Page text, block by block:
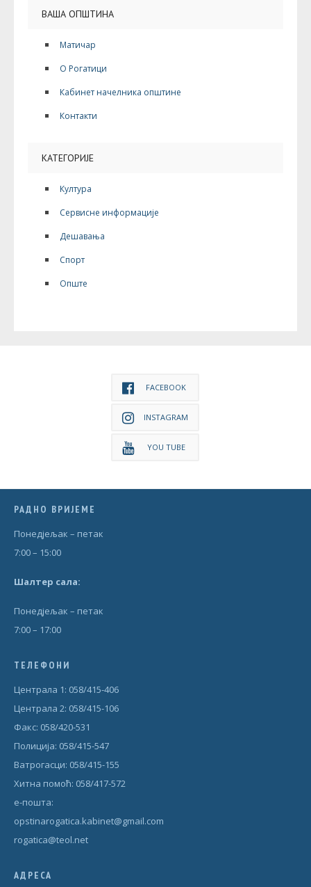
ВАША ОПШТИНА
Матичар
О Рогатици
Кабинет начелника општине
Контакти
КАТЕГОРИЈЕ
Култура
Сервисне информације
Дешавања
Спорт
Опште
FACEBOOK
INSTAGRAM
YOU TUBE
РАДНО ВРИЈЕМЕ
Понедjељак – петак
7:00 – 15:00
Шалтер сала:
Понедjељак – петак
7:00 – 17:00
ТЕЛЕФОНИ
Централа 1: 058/415-406
Централа 2: 058/415-106
Факс: 058/420-531
Полиција: 058/415-547
Ватрогасци: 058/415-155
Хитна помоћ: 058/417-572
е-пошта:
opstinarogatica.kabinet@gmail.com
rogatica@teol.net
АДРЕСА